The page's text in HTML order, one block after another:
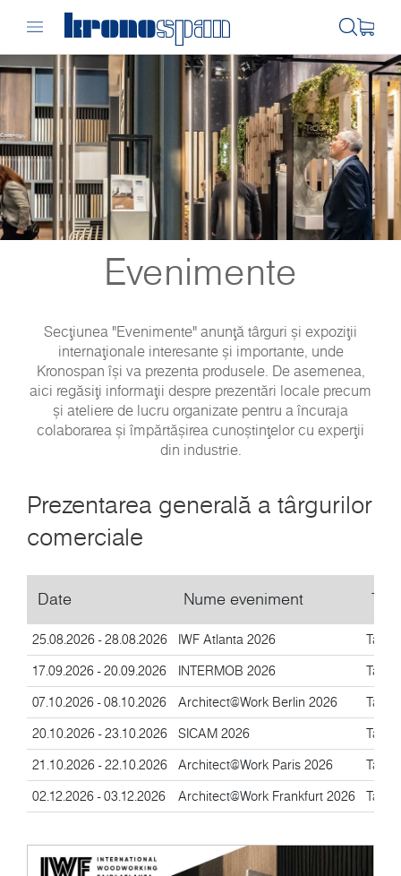
Evenimente
Secțiunea "Evenimente" anunță târguri și expoziții
internaționale interesante și importante, unde
Kronospan își va prezenta produsele. De asemenea,
aici regăsiți informații despre prezentări locale precum
și ateliere de lucru organizate pentru a încuraja
colaborarea și împărtășirea cunoștințelor cu experții
din industrie.
Prezentarea generală a târgurilor
comerciale
Date Nume eveniment Tip
25.08.2026 - 28.08.2026 IWF Atlanta 2026
Târg
17.09.2026 - 20.09.2026
INTERMOB 2026
Târg
07.10.2026 - 08.10.2026
Architect@Work Berlin 2026
Târg
20.10.2026 - 23.10.2026
SICAM 2026
Târg
21.10.2026 - 22.10.2026
Architect@Work Paris 2026
Târg
02.12.2026 - 03.12.2026
Architect@Work Frankfurt 2026 Târg